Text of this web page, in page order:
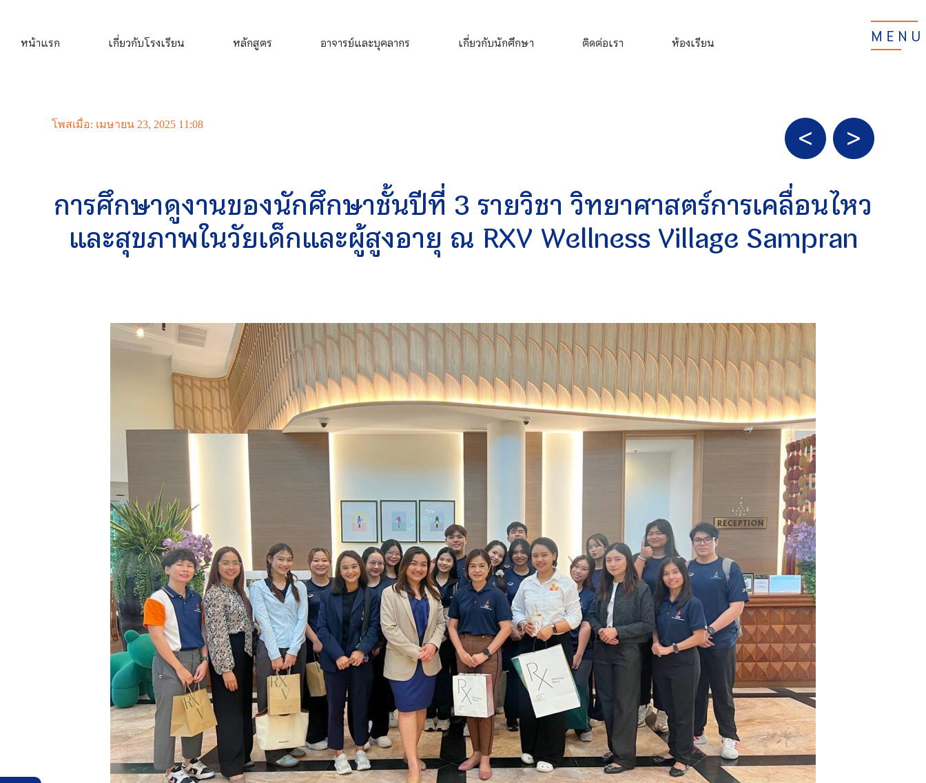
หน้าแรก เกี่ยวกับโรงเรียน หลักสูตร อาจารย์และบุคลากร เกี่ยวกับนักศึกษา ติดต่อเรา ห้องเรียน MENU
โพสเมื่อ: เมษายน 23, 2025 11:08
การศึกษาดูงานของนักศึกษาชั้นปีที่ 3 รายวิชา วิทยาศาสตร์การเคลื่อนไหว
และสุขภาพในวัยเด็กและผู้สูงอายุ ณ RXV Wellness Village Sampran